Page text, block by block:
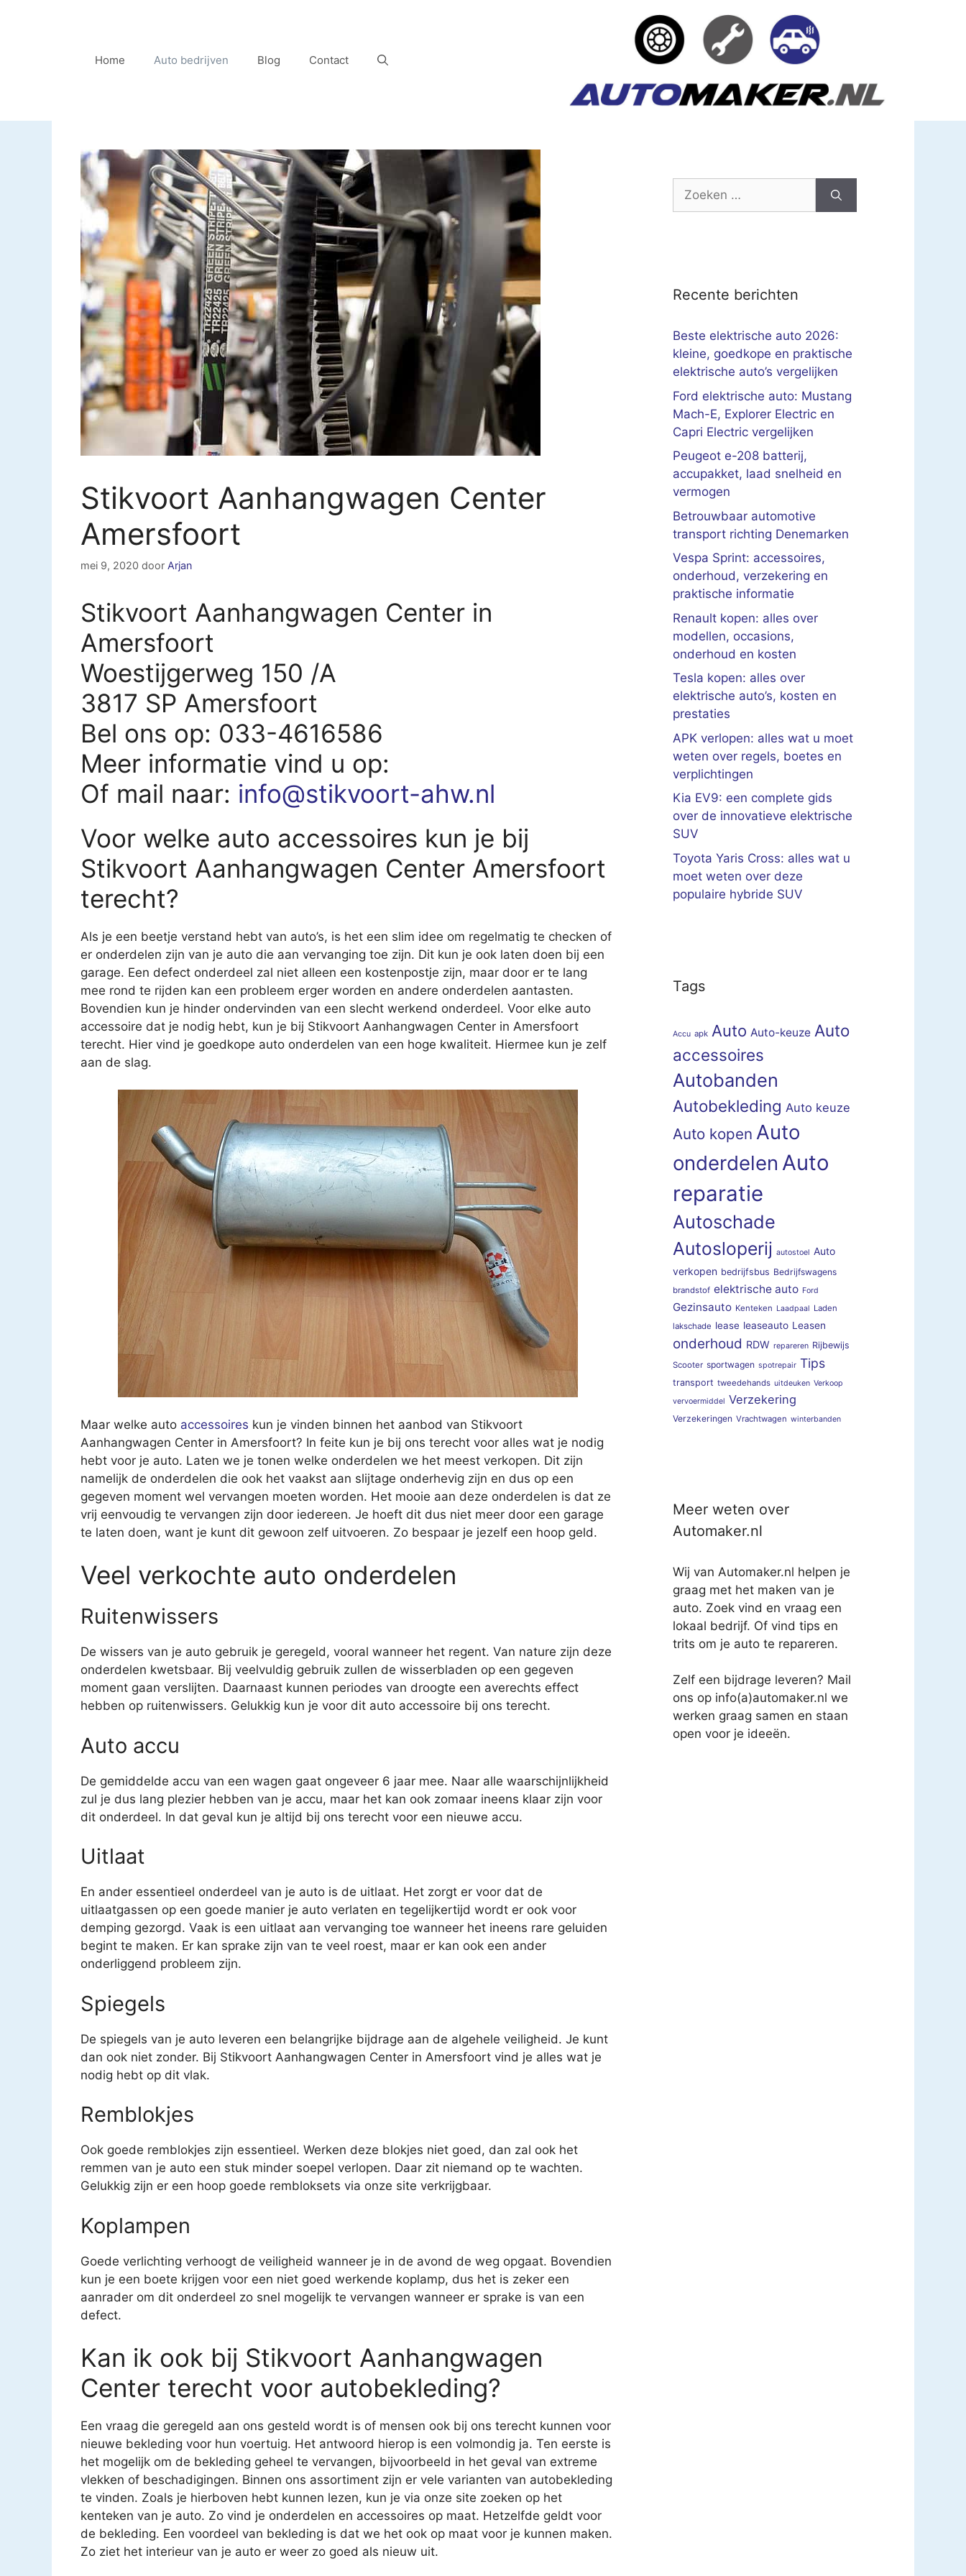
Home Auto bedrijven Blog Contact
Stikvoort Aanhangwagen Center
Amersfoort
mei 9, 2020 door Arjan
Stikvoort Aanhangwagen Center in
Amersfoort
Woestijgerweg 150 /A
3817 SP Amersfoort
Bel ons op: 033-4616586
Meer informatie vind u op:
Of mail naar: info@stikvoort-ahw.nl
Voor welke auto accessoires kun je bij
Stikvoort Aanhangwagen Center Amersfoort
terecht?
Als je een beetje verstand hebt van auto’s, is het een slim idee om regelmatig te checken of
er onderdelen zijn van je auto die aan vervanging toe zijn. Dit kun je ook laten doen bij een
garage. Een defect onderdeel zal niet alleen een kostenpostje zijn, maar door er te lang
mee rond te rijden kan een probleem erger worden en andere onderdelen aantasten.
Bovendien kun je hinder ondervinden van een slecht werkend onderdeel. Voor elke auto
accessoire dat je nodig hebt, kun je bij Stikvoort Aanhangwagen Center in Amersfoort
terecht. Hier vind je goedkope auto onderdelen van een hoge kwaliteit. Hiermee kun je zelf
aan de slag.
Maar welke auto accessoires kun je vinden binnen het aanbod van Stikvoort
Aanhangwagen Center in Amersfoort? In feite kun je bij ons terecht voor alles wat je nodig
hebt voor je auto. Laten we je tonen welke onderdelen we het meest verkopen. Dit zijn
namelijk de onderdelen die ook het vaakst aan slijtage onderhevig zijn en dus op een
gegeven moment wel vervangen moeten worden. Het mooie aan deze onderdelen is dat ze
vrij eenvoudig te vervangen zijn door iedereen. Je hoeft dit dus niet meer door een garage
te laten doen, want je kunt dit gewoon zelf uitvoeren. Zo bespaar je jezelf een hoop geld.
Veel verkochte auto onderdelen
Ruitenwissers
De wissers van je auto gebruik je geregeld, vooral wanneer het regent. Van nature zijn deze
onderdelen kwetsbaar. Bij veelvuldig gebruik zullen de wisserbladen op een gegeven
moment gaan verslijten. Daarnaast kunnen periodes van droogte een averechts effect
hebben op ruitenwissers. Gelukkig kun je voor dit auto accessoire bij ons terecht.
Auto accu
De gemiddelde accu van een wagen gaat ongeveer 6 jaar mee. Naar alle waarschijnlijkheid
zul je dus lang plezier hebben van je accu, maar het kan ook zomaar ineens klaar zijn voor
dit onderdeel. In dat geval kun je altijd bij ons terecht voor een nieuwe accu.
Uitlaat
En ander essentieel onderdeel van je auto is de uitlaat. Het zorgt er voor dat de
uitlaatgassen op een goede manier je auto verlaten en tegelijkertijd wordt er ook voor
demping gezorgd. Vaak is een uitlaat aan vervanging toe wanneer het ineens rare geluiden
begint te maken. Er kan sprake zijn van te veel roest, maar er kan ook een ander
onderliggend probleem zijn.
Spiegels
De spiegels van je auto leveren een belangrijke bijdrage aan de algehele veiligheid. Je kunt
dan ook niet zonder. Bij Stikvoort Aanhangwagen Center in Amersfoort vind je alles wat je
nodig hebt op dit vlak.
Remblokjes
Ook goede remblokjes zijn essentieel. Werken deze blokjes niet goed, dan zal ook het
remmen van je auto een stuk minder soepel verlopen. Daar zit niemand op te wachten.
Gelukkig zijn er een hoop goede rembloksets via onze site verkrijgbaar.
Koplampen
Goede verlichting verhoogt de veiligheid wanneer je in de avond de weg opgaat. Bovendien
kun je een boete krijgen voor een niet goed werkende koplamp, dus het is zeker een
aanrader om dit onderdeel zo snel mogelijk te vervangen wanneer er sprake is van een
defect.
Kan ik ook bij Stikvoort Aanhangwagen
Center terecht voor autobekleding?
Een vraag die geregeld aan ons gesteld wordt is of mensen ook bij ons terecht kunnen voor
nieuwe bekleding voor hun voertuig. Het antwoord hierop is een volmondig ja. Ten eerste is
het mogelijk om de bekleding geheel te vervangen, bijvoorbeeld in het geval van extreme
vlekken of beschadigingen. Binnen ons assortiment zijn er vele varianten van autobekleding
te vinden. Zoals je hierboven hebt kunnen lezen, kun je via onze site zoeken op het
kenteken van je auto. Zo vind je onderdelen en accessoires op maat. Hetzelfde geldt voor
de bekleding. Een voordeel van bekleding is dat we het ook op maat voor je kunnen maken.
Zo ziet het interieur van je auto er weer zo goed als nieuw uit.
Zoek
Recente berichten
Beste elektrische auto 2026:
kleine, goedkope en praktische
elektrische auto’s vergelijken
Ford elektrische auto: Mustang
Mach-E, Explorer Electric en
Capri Electric vergelijken
Peugeot e-208 batterij,
accupakket, laad snelheid en
vermogen
Betrouwbaar automotive
transport richting Denemarken
Vespa Sprint: accessoires,
onderhoud, verzekering en
praktische informatie
Renault kopen: alles over
modellen, occasions,
onderhoud en kosten
Tesla kopen: alles over
elektrische auto’s, kosten en
prestaties
APK verlopen: alles wat u moet
weten over regels, boetes en
verplichtingen
Kia EV9: een complete gids
over de innovatieve elektrische
SUV
Toyota Yaris Cross: alles wat u
moet weten over deze
populaire hybride SUV
Tags
Accu apk Auto Auto-keuze Auto
accessoires
Autobanden
Autobekleding Auto keuze
Auto kopen Auto
onderdelen Auto
reparatie
Autoschade
Autosloperij autostoel Auto
verkopen bedrijfsbus Bedrijfswagens
brandstof elektrische auto Ford
Gezinsauto Kenteken Laadpaal Laden
lakschade lease leaseauto Leasen
onderhoud RDW repareren Rijbewijs
Scooter sportwagen spotrepair Tips
transport tweedehands uitdeuken Verkoop
vervoermiddel Verzekering
Verzekeringen Vrachtwagen winterbanden
Meer weten over
Automaker.nl
Wij van Automaker.nl helpen je
graag met het maken van je
auto. Zoek vind en vraag een
lokaal bedrijf. Of vind tips en
trits om je auto te repareren.
Zelf een bijdrage leveren? Mail
ons op info(a)automaker.nl we
werken graag samen en staan
open voor je ideeën.